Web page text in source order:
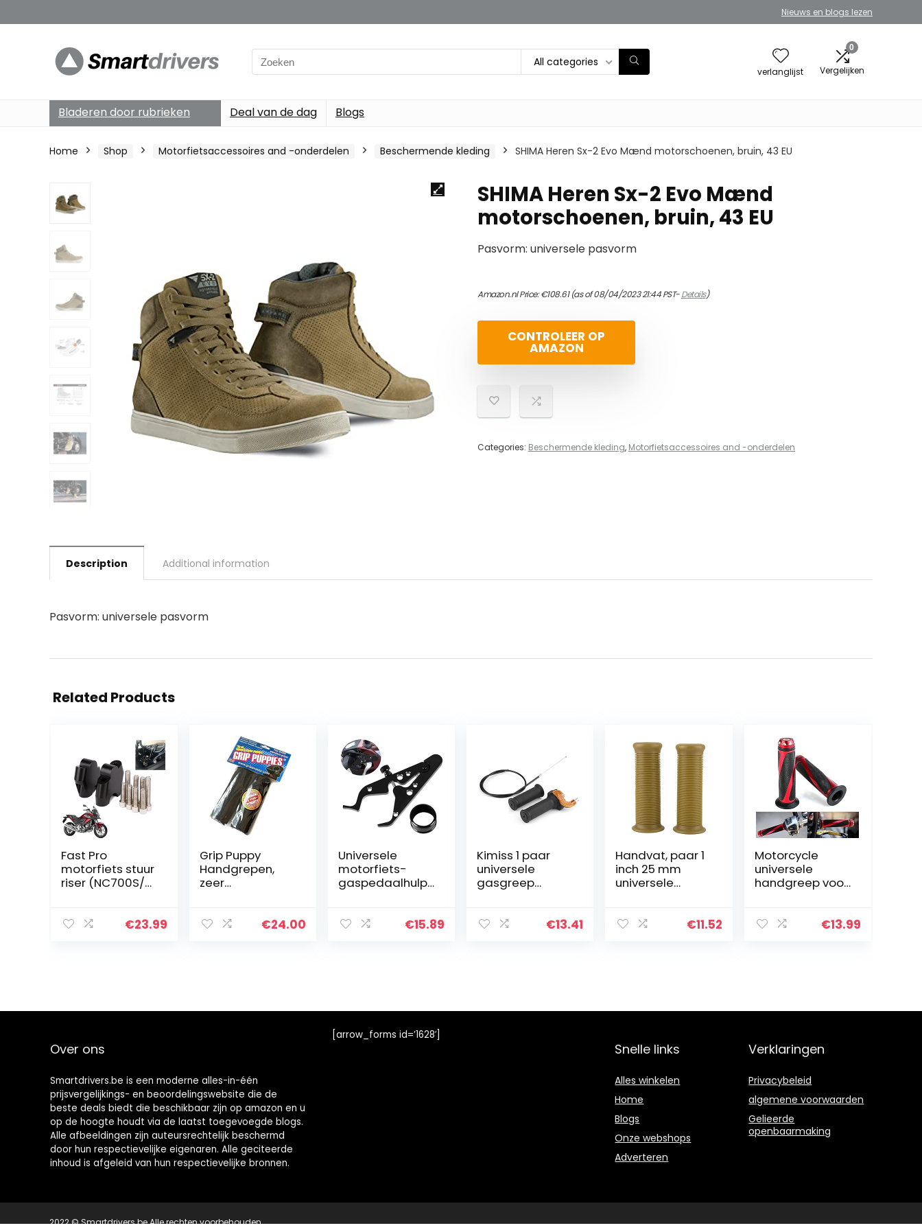
Nieuws en blogs lezen
Search
for:
All categories
verlanglijst
0
Vergelijken
Bladeren door rubrieken Deal van de dag Blogs
Home Shop Motorfietsaccessoires and -onderdelen Beschermende kleding SHIMA Heren Sx-2 Evo Mænd motorschoenen, bruin, 43 EU
SHIMA Heren Sx-2 Evo Mænd
motorschoenen, bruin, 43 EU
Pasvorm: universele pasvorm
Amazon.nl Price:€108.61(as of 08/04/2023 21:44 PST-Details)
CONTROLEER OP
AMAZON
Categories: Beschermende kleding, Motorfietsaccessoires and -onderdelen
Description Additional information
Pasvorm: universele pasvorm
Related Products
Fast Pro
motorfiets stuur
riser (NC700S/X
€23.99
Grip Puppy
Handgrepen,
zeer
€24.00
Universele
motorfiets-
gaspedaalhulp,
motor lock
€15.89
Kimiss 1 paar
universele
gasgreep
motorfiets
€13.41
Handvat, paar 1
inch 25 mm
universele
handgreep
€11.52
Motorcycle
universele
handgreep voor
antislip, rubber,
€13.99
Over ons
Smartdrivers.be is een moderne alles-in-één
prijsvergelijkings- en beoordelingswebsite die de
beste deals biedt die beschikbaar zijn op amazon en u
op de hoogte houdt via de laatst toegevoegde blogs.
Alle afbeeldingen zijn auteursrechtelijk beschermd
door hun respectievelijke eigenaren. Alle geciteerde
inhoud is afgeleid van hun respectievelijke bronnen.
[arrow_forms id=’1628′]
Snelle links
Alles winkelen
Home
Blogs
Onze webshops
Adverteren
Verklaringen
Privacybeleid
algemene voorwaarden
Gelieerde
openbaarmaking
2022 © Smartdrivers.be Alle rechten voorbehouden